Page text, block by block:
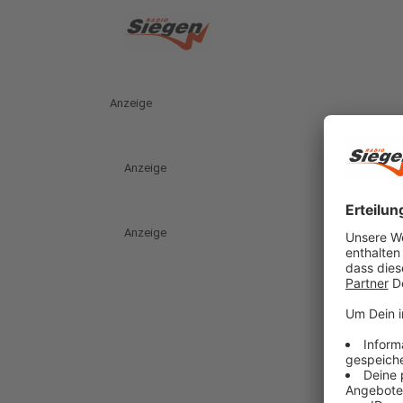
Anzeige
Anzeige
Anzeige